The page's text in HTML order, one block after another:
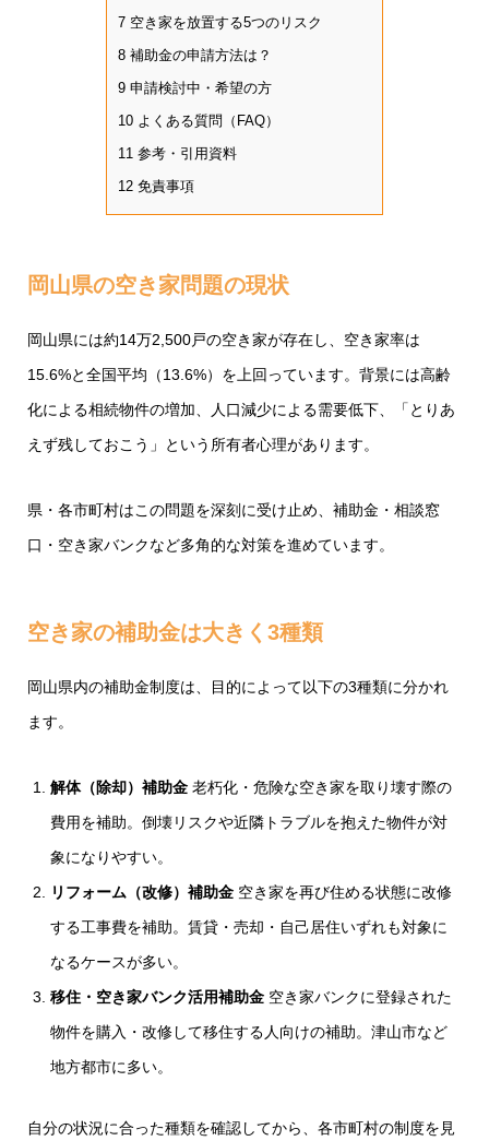
7 空き家を放置する5つのリスク
8 補助金の申請方法は？
9 申請検討中・希望の方
10 よくある質問（FAQ）
11 参考・引用資料
12 免責事項
岡山県の空き家問題の現状
岡山県には約14万2,500戸の空き家が存在し、空き家率は
15.6%と全国平均（13.6%）を上回っています。背景には高齢
化による相続物件の増加、人口減少による需要低下、「とりあ
えず残しておこう」という所有者心理があります。
県・各市町村はこの問題を深刻に受け止め、補助金・相談窓
口・空き家バンクなど多角的な対策を進めています。
空き家の補助金は大きく3種類
岡山県内の補助金制度は、目的によって以下の3種類に分かれ
ます。
解体（除却）補助金 老朽化・危険な空き家を取り壊す際の
費用を補助。倒壊リスクや近隣トラブルを抱えた物件が対
象になりやすい。
リフォーム（改修）補助金 空き家を再び住める状態に改修
する工事費を補助。賃貸・売却・自己居住いずれも対象に
なるケースが多い。
移住・空き家バンク活用補助金 空き家バンクに登録された
物件を購入・改修して移住する人向けの補助。津山市など
地方都市に多い。
自分の状況に合った種類を確認してから、各市町村の制度を見